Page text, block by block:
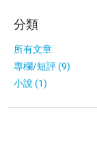
分類
所有文章
專欄/短評 (9)
小說 (1)